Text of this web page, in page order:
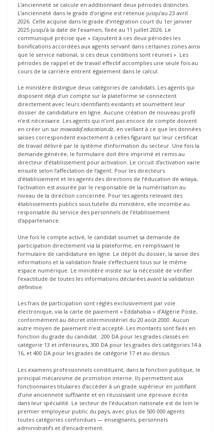
L’ancienneté se calcule en additionnant deux périodes distinctes.
L’ancienneté dans le grade d’origine est retenue jusqu’au 23 avril
2026. Celle acquise dans le grade d’intégration court du 1er janvier
2025 jusqu’à la date de l’examen, fixée au 11 juillet 2026. Le
communiqué précise que « s’ajoutent à ces deux périodes les
bonifications accordées aux agents servant dans certaines zones ainsi
que le service national, si ces deux conditions sont réunies ». Les
périodes de rappel et de travail effectif accomplies une seule fois au
cours de la carrière entrent également dans le calcul.
Le ministère distingue deux catégories de candidats. Les agents qui
disposent déjà d’un compte sur la plateforme se connectent
directement avec leurs identifiants existants et soumettent leur
dossier de candidature en ligne. Aucune création de nouveau profil
n’est nécessaire. Les agents qui n’ont pas encore de compte doivent
en créer un sur mowadaf.education.dz, en veillant à ce que les données
saisies correspondent exactement à celles figurant sur leur certificat
de travail délivré par le système d’information du secteur. Une fois la
demande générée, le formulaire doit être imprimé et remis au
directeur d’établissement pour activation. Le circuit d’activation varie
ensuite selon l’affectation de l’agent. Pour les directeurs
d’établissement et les agents des directions de l’éducation de wilaya,
l’activation est assurée par le responsable de la numérisation au
niveau de la direction concernée. Pour les agents relevant des
établissements publics sous tutelle du ministère, elle incombe au
responsable du service des personnels de l’établissement
d’appartenance.
Une fois le compte activé, le candidat soumet sa demande de
participation directement via la plateforme, en remplissant le
formulaire de candidature en ligne. Le dépôt du dossier, la saisie des
informations et la validation finale s’effectuent tous sur le même
espace numérique. Le ministère insiste sur la nécessité de vérifier
l’exactitude de toutes les informations déclarées avant la validation
définitive.
Les frais de participation sont réglés exclusivement par voie
électronique, via la carte de paiement « Eddahabia » d’Algérie Poste,
conformément au décret interministériel du 20 août 2000. Aucun
autre moyen de paiement n’est accepté. Les montants sont fixés en
fonction du grade du candidat : 200 DA pour les grades classés en
catégorie 13 et inférieures, 300 DA pour les grades des catégories 14 à
16, et 400 DA pour les grades de catégorie 17 et au-dessus.
Les examens professionnels constituent, dans la fonction publique, le
principal mécanisme de promotion interne. Ils permettent aux
fonctionnaires titulaires d’accéder à un grade supérieur en justifiant
d’une ancienneté suffisante et en réussissant une épreuve écrite
dans leur spécialité. Le secteur de l’éducation nationale est de loin le
premier employeur public du pays, avec plus de 500 000 agents
toutes catégories confondues — enseignants, personnels
administratifs et d’encadrement.